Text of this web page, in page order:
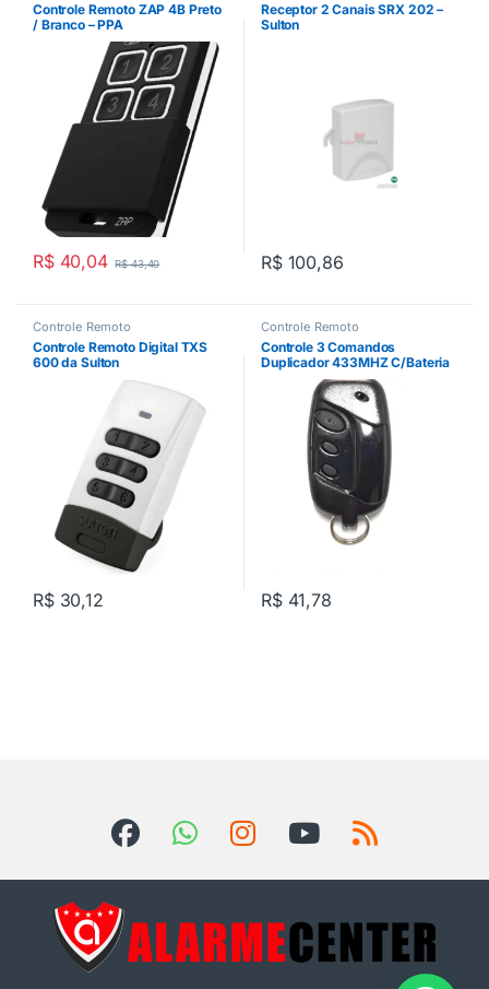
Controle Remoto ZAP 4B Preto
/ Branco – PPA
R$40,04 R$43,40
Receptor 2 Canais SRX 202 –
Sulton
R$100,86
Controle Remoto
Controle Remoto Digital TXS
600 da Sulton
R$30,12
Controle Remoto
Controle 3 Comandos
Duplicador 433MHZ C/Bateria
TX-433-B – Apparatus
R$41,78